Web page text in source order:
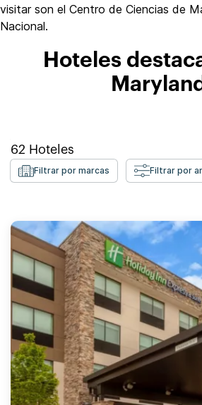
visitar son el Centro de Ciencias de
Nacional.
Hoteles
Maryland
62 Hoteles
Filtrar por marcas Filtrar por